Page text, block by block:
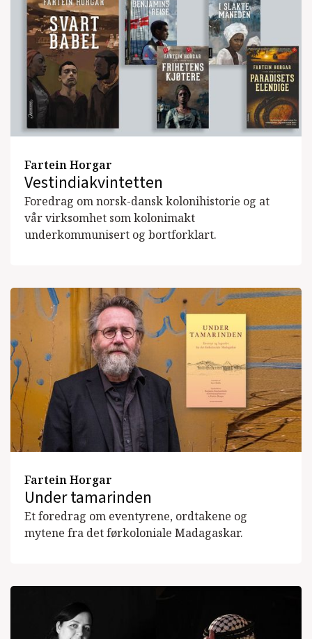
Fartein Horgar
Vestindiakvintetten
Foredrag om norsk-dansk kolonihistorie og at
vår virksomhet som kolonimakt
underkommunisert og bortforklart.
Fartein Horgar
Under tamarinden
Et foredrag om eventyrene, ordtakene og
mytene fra det førkoloniale Madagaskar.